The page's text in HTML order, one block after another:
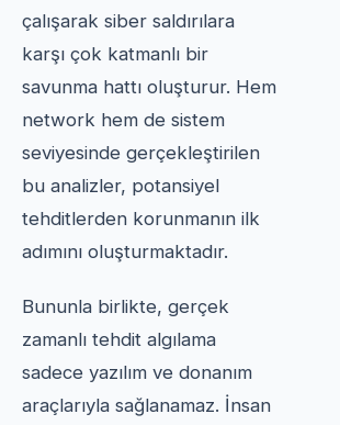
çalışarak siber saldırılara
karşı çok katmanlı bir
savunma hattı oluşturur. Hem
network hem de sistem
seviyesinde gerçekleştirilen
bu analizler, potansiyel
tehditlerden korunmanın ilk
adımını oluşturmaktadır.
Bununla birlikte, gerçek
zamanlı tehdit algılama
sadece yazılım ve donanım
araçlarıyla sağlanamaz. İnsan